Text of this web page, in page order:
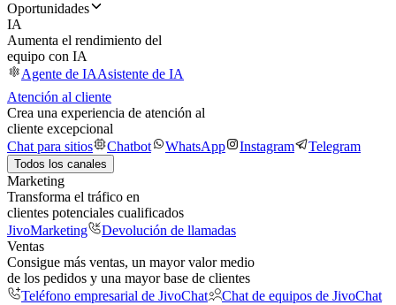
Oportunidades
IA
Aumenta el rendimiento del
equipo con IA
Agente de IAAsistente de IA
Atención al cliente
Crea una experiencia de atención al
cliente excepcional
Chat para sitios
Chatbot WhatsApp Instagram Telegram
Todos los canales
Marketing
Transforma el tráfico en
clientes potenciales cualificados
JivoMarketing
Devolución de llamadas
Ventas
Consigue más ventas, un mayor valor medio
de los pedidos y una mayor base de clientes
Teléfono empresarial de JivoChat
Chat de equipos de JivoChat